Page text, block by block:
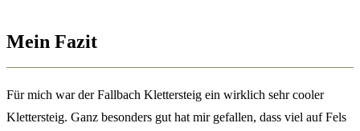
Mein Fazit
Für mich war der Fallbach Klettersteig ein wirklich sehr cooler
Klettersteig. Ganz besonders gut hat mir gefallen, dass viel auf Fels